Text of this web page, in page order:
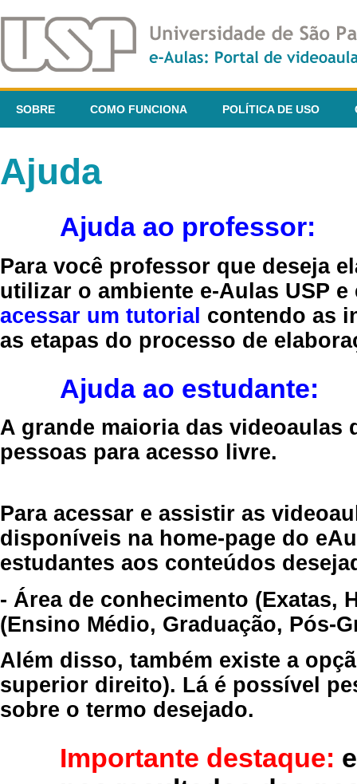
SOBRE COMO FUNCIONA POLÍTICA DE USO
Ajuda
Ajuda ao professor:
Para você professor que deseja
utilizar o ambiente e-Aulas USP
acessar um tutorial contendo as
as etapas do processo de
Ajuda ao estudante:
A grande maioria das videoaulas
pessoas para acesso livre.
Para acessar e assistir as
disponíveis na home-page do
estudantes aos conteúdos
- Área de conhecimento (Exatas,
(Ensino Médio, Graduação, Pós-
Além disso, também existe a
superior direito). Lá é possível
sobre o termo desejado.
Importante destaque: